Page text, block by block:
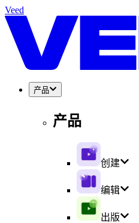
Veed
产品
产品
创建
编辑
出版